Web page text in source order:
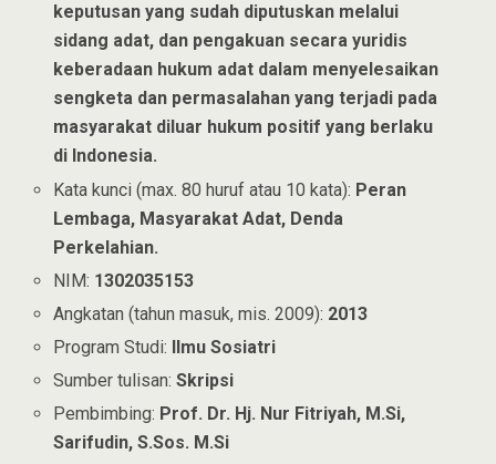
keputusan yang sudah diputuskan melalui
sidang adat, dan pengakuan secara yuridis
keberadaan hukum adat dalam menyelesaikan
sengketa dan permasalahan yang terjadi pada
masyarakat diluar hukum positif yang berlaku
di Indonesia.
Kata kunci (max. 80 huruf atau 10 kata): Peran
Lembaga, Masyarakat Adat, Denda
Perkelahian.
NIM: 1302035153
Angkatan (tahun masuk, mis. 2009): 2013
Program Studi: Ilmu Sosiatri
Sumber tulisan:Skripsi
Pembimbing: Prof. Dr. Hj. Nur Fitriyah, M.Si,
Sarifudin, S.Sos. M.Si